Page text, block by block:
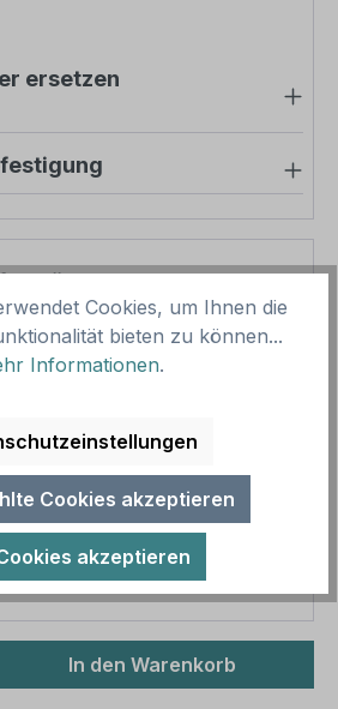
ersetzen
8,45 €
8,45 €
MwSt. zzgl. Versandkosten
im Warenkorb sind
abweichende Endpreise möglich.
Gib den
In den Warenkorb
Cookies, um Ihnen die
bieten zu können...
Informationen.
Cookies akzeptieren
akzeptieren